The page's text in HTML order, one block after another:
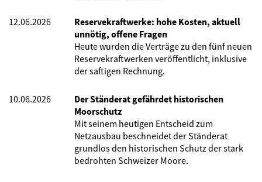
12.06.2026
Reservekraftwerke: hohe Kosten, aktuell
unnötig, offene Fragen
Heute wurden die Verträge zu den fünf neuen
Reservekraftwerken veröffentlicht, inklusive
der saftigen Rechnung.
10.06.2026
Der Ständerat gefährdet historischen
Moorschutz
Mit seinem heutigen Entscheid zum
Netzausbau beschneidet der Ständerat
grundlos den historischen Schutz der stark
bedrohten Schweizer Moore.